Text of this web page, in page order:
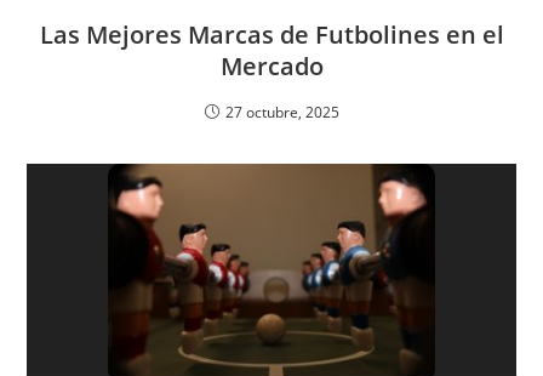
Las Mejores Marcas de Futbolines en el
Mercado
27 octubre, 2025